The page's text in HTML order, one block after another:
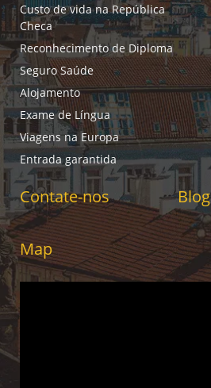
Custo de vida na República
Checa
Reconhecimento de Diploma
Seguro Saúde
Alojamento
Exame de Língua
Viagens na Europa
Entrada garantida
Contate-nos Blog
Map